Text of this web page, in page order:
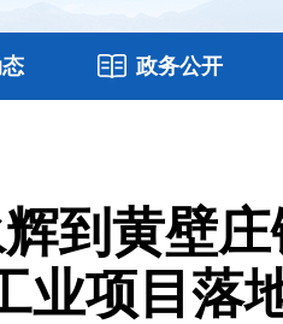
政务公开
到黄壁
业项目落